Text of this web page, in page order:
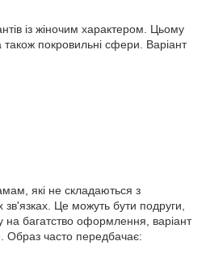
із жіночим характером. Цьому
покровильні сфери. Варіант
які не складаються з
Це можуть бути подруги,
на багатство оформлення, варіант
Образ часто передбачає: